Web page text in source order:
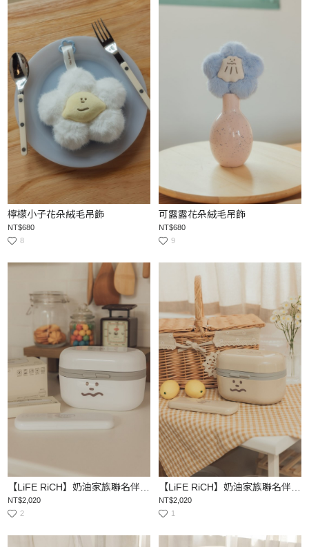
檸檬小子花朵絨毛吊飾
NT$680
8
可露露花朵絨毛吊飾
NT$680
9
NT$2,020
2
NT$2,020
1